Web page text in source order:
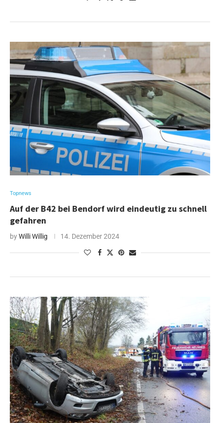
Topnews
Auf der B42 bei Bendorf wird eindeutig zu schnell
gefahren
byWilli Willig 14. Dezember 2024